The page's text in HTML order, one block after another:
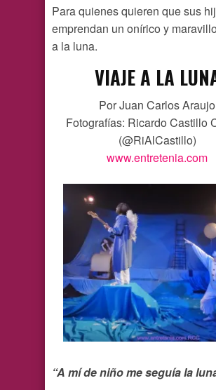
Para quienes quieren que sus
emprendan un onírico y
a la luna.
VIAJE A LA
Por Juan Carlos Araujo
Fotografías: Ricardo Castillo
(@RiAlCastillo)
www.entretenia.com
“A mí de niño me seguía la